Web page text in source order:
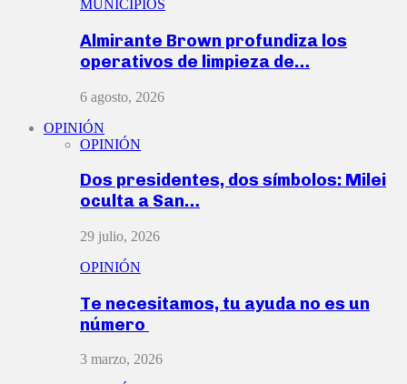
MUNICIPIOS
Almirante Brown profundiza los
operativos de limpieza de…
6 agosto, 2026
OPINIÓN
OPINIÓN
Dos presidentes, dos símbolos: Milei
oculta a San…
29 julio, 2026
OPINIÓN
Te necesitamos, tu ayuda no es un
número
3 marzo, 2026